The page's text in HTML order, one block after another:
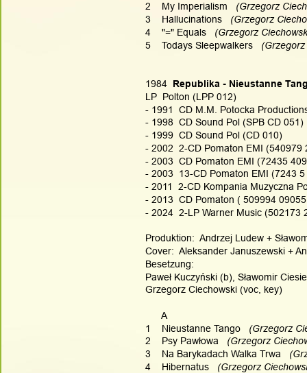
2    My Imperialism
(Grzegorz
3    Hallucinations
(Grzegorz
4    "=" Equals
(Grzegorz
5    Todays Sleepwalkers
1984
Republika - Nieustanne
LP  Polton (LPP 012)
- 1991  CD M.M. Potocka
- 1998  CD Sound Pol (SPB CD
- 1999  CD Sound Pol (CD 010)
- 2002  2-CD Pomaton EMI (540979
- 2003  CD Pomaton EMI (72435
- 2003  13-CD Pomaton EMI (7243
- 2011  2-CD Kompania Muzyczna
- 2013  CD Pomaton ( 509994
- 2024  2-LP Warner Music (502173
Produktion:  Andrzej Ludew +
Cover:  Aleksander Januszewski +
Besetzung:
Paweł Kuczyński (b), Sławomir
Grzegorz Ciechowski (voc, key)
      A
1    Nieustanne Tango
(Grzegorz
2    Psy Pawłowa
(Grzegorz
3    Na Barykadach Walka Trwa
4    Hibernatus
(Grzegorz